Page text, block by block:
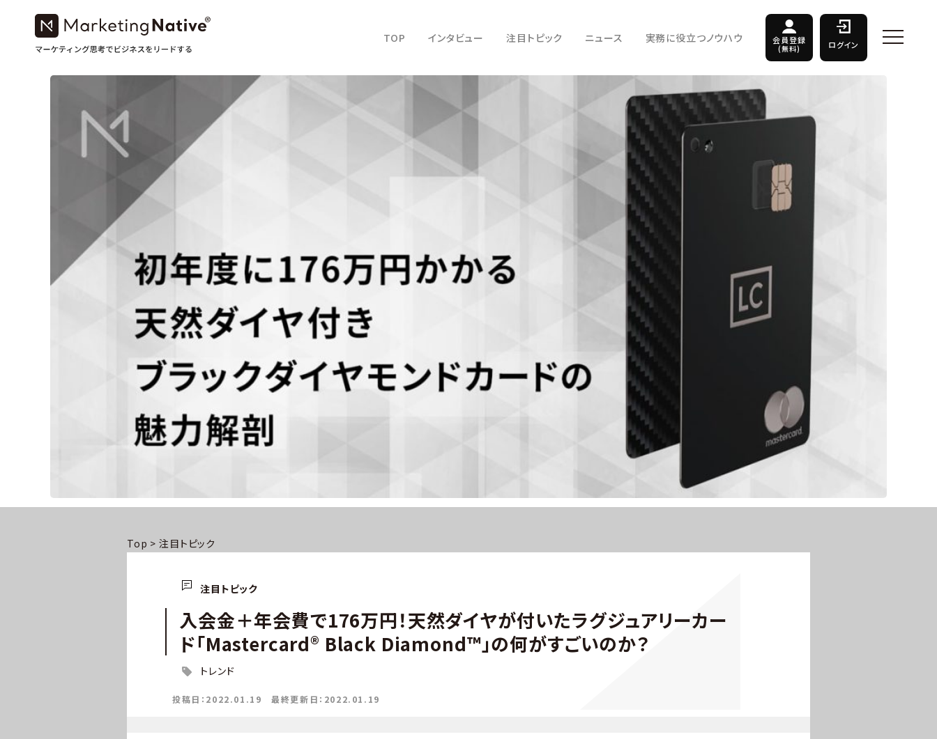
TOP インタビュー 注目トピック ニュース 実務に役立つノウハウ 会員登録
(無料) ログイン
Top >注目トピック
注目トピック
入会金＋年会費で176万円！天然ダイヤが付いたラグジュアリーカー
ド「Mastercard® Black Diamond™」の何がすごいのか？
トレンド
投稿日：2022.01.19 最終更新日：2022.01.19